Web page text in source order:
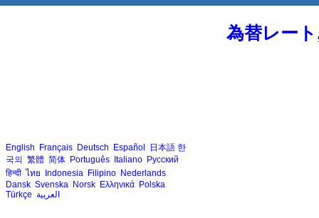
為替レー
English Français Deutsch Español 日本語 한
국의 繁體 简体 Português Italiano Русский
हिन्दी ไทย Indonesia Filipino Nederlands
Dansk Svenska Norsk Ελληνικά Polska
Türkçe العربية